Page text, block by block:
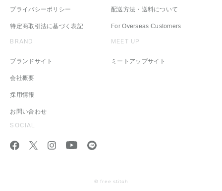
プライバシーポリシー
特定商取引法に基づく表記
配送方法・送料について
For Overseas Customers
BRAND
ブランドサイト
会社概要
採用情報
お問い合わせ
MEET UP
ミートアップサイト
SOCIAL
© free stitch